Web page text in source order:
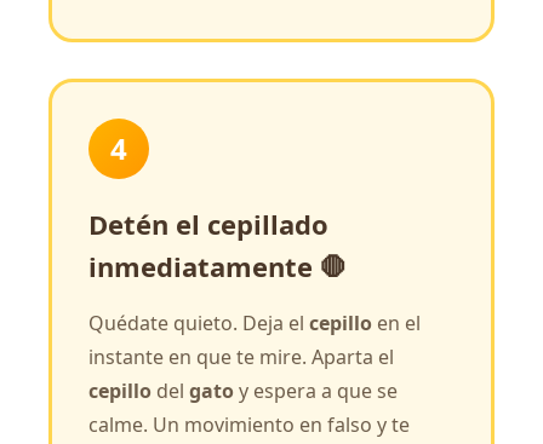
4
Detén el cepillado
inmediatamente 🛑
Quédate quieto. Deja el cepillo en el
instante en que te mire. Aparta el
cepillo del gatoy espera a que se
calme. Un movimiento en falso y te